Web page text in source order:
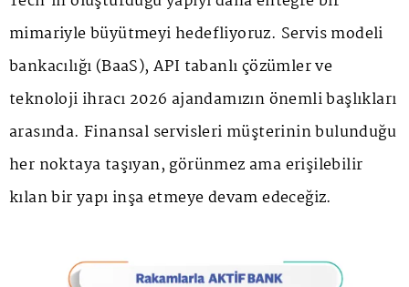
mimariyle büyütmeyi hedefliyoruz. Servis modeli
bankacılığı (BaaS), API tabanlı çözümler ve
teknoloji ihracı 2026 ajandamızın önemli başlıkları
arasında. Finansal servisleri müşterinin bulunduğu
her noktaya taşıyan, görünmez ama erişilebilir
kılan bir yapı inşa etmeye devam edeceğiz.